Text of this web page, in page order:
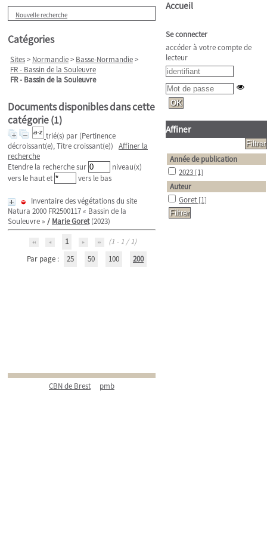
Nouvelle recherche
Catégories
Sites> Normandie> Basse-Normandie>
FR - Bassin de la Souleuvre
FR - Bassin de la Souleuvre
Documents disponibles dans cette
catégorie (1)
trié(s) par (Pertinence
décroissant(e), Titre croissant(e)) Affiner la
recherche
Etendre la recherche sur
niveau(x)
vers le haut et
vers le bas
Inventaire des végétations du site
Natura 2000 FR2500117 « Bassin de la
Souleuvre » / Marie Goret(2023)
1
(1 - 1 / 1)
Par page :
25 50 100 200
CBN de Brest pmb
Accueil
Se connecter
accéder à votre compte de
lecteur
Affiner
Année de publication
2023 [1]
Auteur
Goret [1]